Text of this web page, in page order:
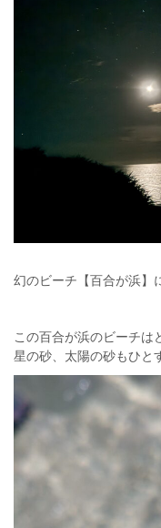
幻のビーチ【百合が浜】
この百合が浜のビーチは
星の砂、太陽の砂もひと